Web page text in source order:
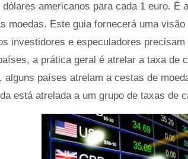
americanos para cada 1 euro. É
moedas. Este guia fornecerá uma
investidores e especuladores
a prática geral é atrelar a taxa de
alguns países atrelam a cestas de
está atrelada a um grupo de taxas de